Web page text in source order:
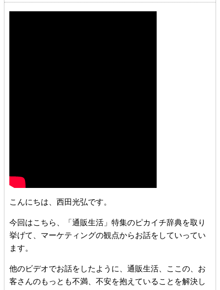
こんにちは、西田光弘です。
今回はこちら、「通販生活」特集のピカイチ辞典を取り
挙げて、マーケティングの観点からお話をしていってい
ます。
他のビデオでお話をしたように、通販生活、ここの、お
客さんのもっとも不満、不安を抱えていることを解決し